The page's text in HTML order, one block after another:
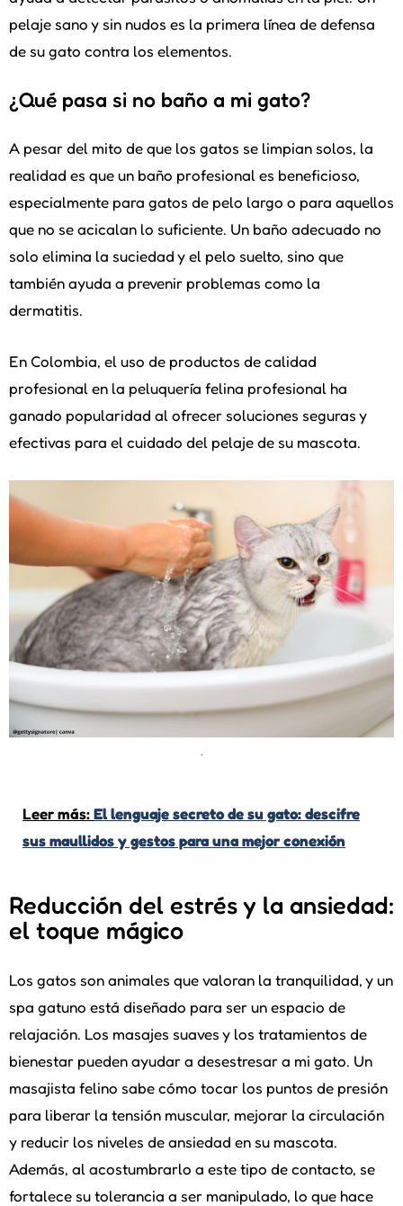
pelaje sano y sin nudos es la primera línea de defensa
de su gato contra los elementos.
¿Qué pasa si no baño a mi gato?
A pesar del mito de que los gatos se limpian solos, la
realidad es que un baño profesional es beneficioso,
especialmente para gatos de pelo largo o para aquellos
que no se acicalan lo suficiente. Un baño adecuado no
solo elimina la suciedad y el pelo suelto, sino que
también ayuda a prevenir problemas como la
dermatitis.
En Colombia, el uso de productos de calidad
profesional en la peluquería felina profesional ha
ganado popularidad al ofrecer soluciones seguras y
efectivas para el cuidado del pelaje de su mascota.
.
Leer más:El lenguaje secreto de su gato: descifre
sus maullidos y gestos para una mejor conexión
Reducción del estrés y la ansiedad:
el toque mágico
Los gatos son animales que valoran la tranquilidad, y un
spa gatuno está diseñado para ser un espacio de
relajación. Los masajes suaves y los tratamientos de
bienestar pueden ayudar a desestresar a mi gato. Un
masajista felino sabe cómo tocar los puntos de presión
para liberar la tensión muscular, mejorar la circulación
y reducir los niveles de ansiedad en su mascota.
Además, al acostumbrarlo a este tipo de contacto, se
fortalece su tolerancia a ser manipulado, lo que hace